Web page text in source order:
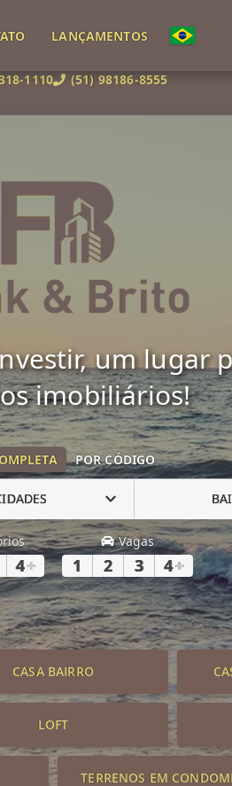
1110 (51) 98186-8555
LANÇAMENTOS
um lugar
imobiliários!
POR CÓDIGO
4+
Vagas
1 2 3 4+
CASA BAIRRO
LOFT
TERRENOS EM